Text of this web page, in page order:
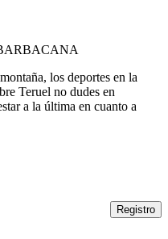
los deportes en la
Teruel no dudes en
a la última en cuanto a